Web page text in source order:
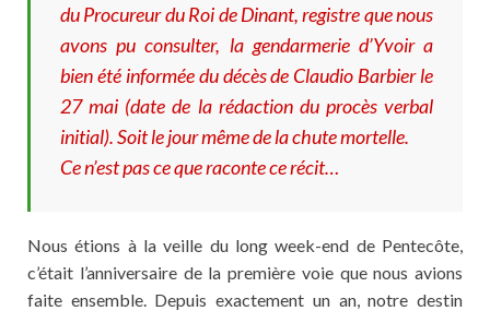
du Procureur du Roi de Dinant, registre que nous
avons pu consulter, la gendarmerie d’Yvoir a
bien été informée du décès de Claudio Barbier le
27 mai (date de la rédaction du procès verbal
initial). Soit le jour même de la chute mortelle.
Ce n’est pas ce que raconte ce récit…
Nous étions à la veille du long week-end de Pentecôte,
c’était l’anniversaire de la première voie que nous avions
faite ensemble. Depuis exactement un an, notre destin